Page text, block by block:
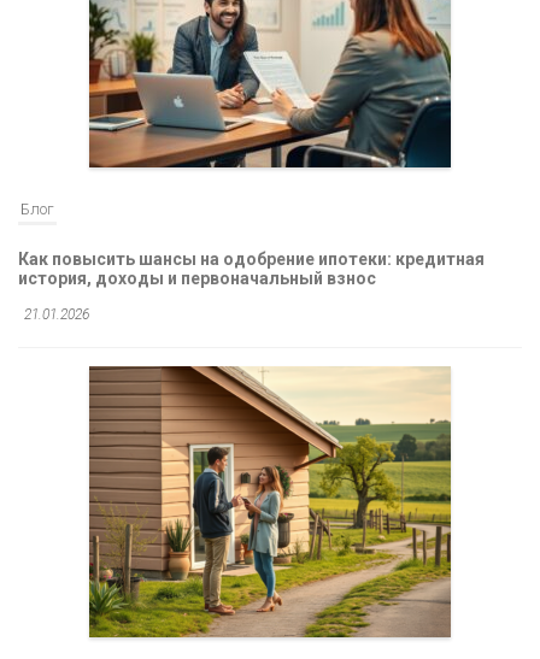
Блог
Как повысить шансы на одобрение ипотеки: кредитная
история, доходы и первоначальный взнос
21.01.2026